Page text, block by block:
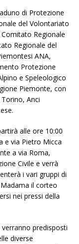
di Protezione
del Volontariato
Regionale
Regionale del
ANA,
Protezione
e Speleologico
Piemonte, con
Anci
alle ore 10:00
e via Pietro Micca
a via Roma,
Civile e verrà
i vari gruppi di
il corteo
nei pressi della
predisposti
diverse